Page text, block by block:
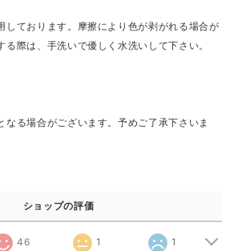
しております。摩擦により色が剥がれる場合が
る際は、手洗いで優しく水洗いして下さい。
なる場合がございます。予めご了承下さいま
ショップの評価
46 1 1